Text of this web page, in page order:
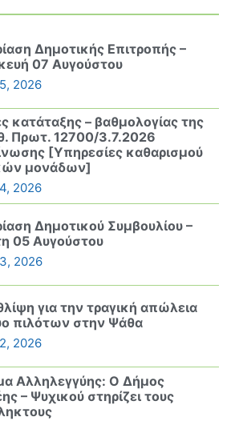
Δημοτικής Επιτροπής –
07 Αυγούστου
2026
κατάταξης – βαθμολογίας της
Πρωτ. 12700/3.7.2026
[Υπηρεσίες καθαρισμού
μονάδων]
2026
Δημοτικού Συμβουλίου –
05 Αυγούστου
2026
για την τραγική απώλεια
πιλότων στην Ψάθα
2026
Αλληλεγγύης: Ο Δήμος
– Ψυχικού στηρίζει τους